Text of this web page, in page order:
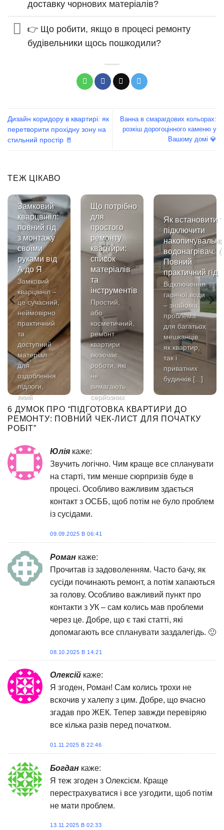
доставку чорнових матеріалів?
👉 Що робити, якщо в процесі ремонту
будівельники щось пошкодили?
Дизайн коридору в квартирі: як
перетворити прохідну зону на
стильний простір 🚪
Ванна в смарагдових кольорах:
розкіш дорогоцінного каменю у
Вашому домі 💎
ТЕЖ ЦІКАВО
Замковий
кварцвініл:
повний гід
з монтажу
своїми
руками від
А до Я
Замковий
кварцвініл –
це сучасний,
неймовірно
практичний
та
доступний
матеріал
для
оздоблення
підлоги,
який
стрімко[...]
Що потрібно
для
простого
ремонту
квартири:
список
матеріалів
та
інструментів
Простий,
або
косметичний,
ремонт
квартири
включає
роботи, які
не
вимагають
серйозних
конструктивних
змін та
Як встановити
підключити
водонагрівач:
Повний
практичний гід
Відключення
гарячої води
– знайома
проблема
для багатьох
мешканців
як квартир,
так і
приватних
будинків.[...]
6 ДУМОК ПРО “ПІДГОТОВКА КВАРТИРИ ДО
РЕМОНТУ: ПОВНИЙ ЧЕК-ЛИСТ ДЛЯ ПОЧАТКУ
РОБІТ”
Юлія каже:
Звучить логічно. Чим краще все спланувати
на старті, тим менше сюрпризів буде в
процесі. Особливо важливим здається
контакт з ОСББ, щоб потім не було проблем
із сусідами.
09.09.2025 В 06:41
Роман каже:
Прочитав із задоволенням. Часто бачу, як
сусіди починають ремонт, а потім хапаються
за голову. Особливо важливий пункт про
контакти з УК – сам колись мав проблеми
через це. Добре, що є такі статті, які
допомагають все спланувати заздалегідь. 🙂
08.10.2025 В 14:21
Олексій каже:
Я згоден, Роман! Сам колись трохи не
вскочив у халепу з цим. Добре, що вчасно
згадав про ЖЕК. Тепер завжди перевіряю
все кілька разів перед початком.
01.11.2025 В 22:46
Богдан каже:
Я теж згоден з Олексієм. Краще
перестрахуватися і все узгодити, щоб потім
не мати проблем.
13.11.2025 В 02:33